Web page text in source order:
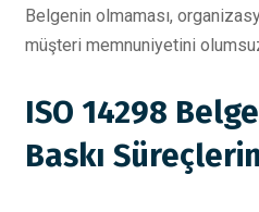
Belgenin olmaması,
müşteri memnuniyetini
ISO 14298
Baskı